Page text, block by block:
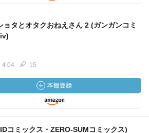
ョタとオタクおねえさん 2 (ガンガンコミ
4.04 15
コミックス・ZERO-SUMコミックス)